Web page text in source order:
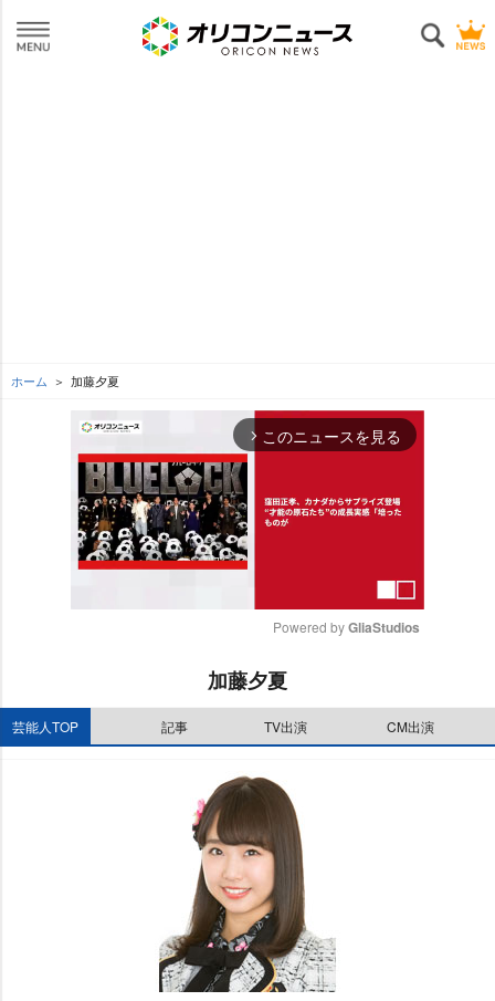
ホーム 加藤夕夏
arrow_forward_ios このニュースを見る
t
Powered by GliaStudios
加藤夕夏
芸能人TOP 記事 TV出演 CM出演